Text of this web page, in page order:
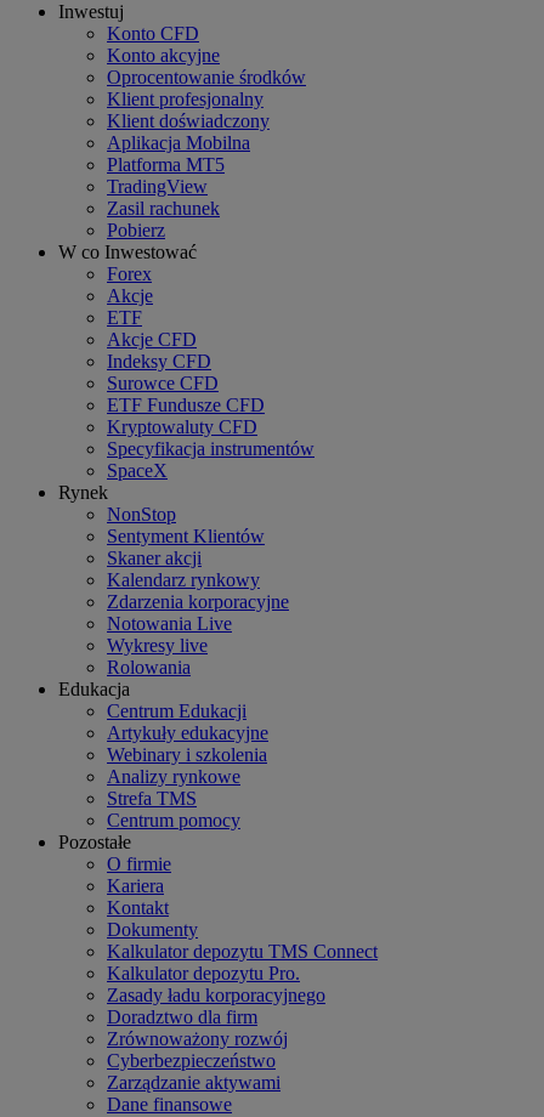
Inwestuj
Konto CFD
Konto akcyjne
Oprocentowanie środków
Klient profesjonalny
Klient doświadczony
Aplikacja Mobilna
Platforma MT5
TradingView
Zasil rachunek
Pobierz
W co Inwestować
Forex
Akcje
ETF
Akcje CFD
Indeksy CFD
Surowce CFD
ETF Fundusze CFD
Kryptowaluty CFD
Specyfikacja instrumentów
SpaceX
Rynek
NonStop
Sentyment Klientów
Skaner akcji
Kalendarz rynkowy
Zdarzenia korporacyjne
Notowania Live
Wykresy live
Rolowania
Edukacja
Centrum Edukacji
Artykuły edukacyjne
Webinary i szkolenia
Analizy rynkowe
Strefa TMS
Centrum pomocy
Pozostałe
O firmie
Kariera
Kontakt
Dokumenty
Kalkulator depozytu TMS Connect
Kalkulator depozytu Pro.
Zasady ładu korporacyjnego
Doradztwo dla firm
Zrównoważony rozwój
Cyberbezpieczeństwo
Zarządzanie aktywami
Dane finansowe